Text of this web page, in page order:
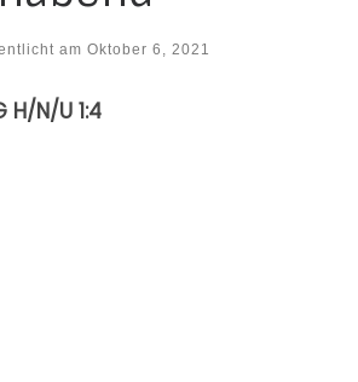
am Oktober 6, 2021
H/N/U 1:4